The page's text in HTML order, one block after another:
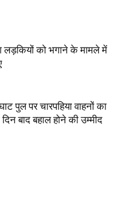
लड़कियों को भगाने के मामले में
पुल पर चारपहिया वाहनों का
बाद बहाल होने की उम्मीद